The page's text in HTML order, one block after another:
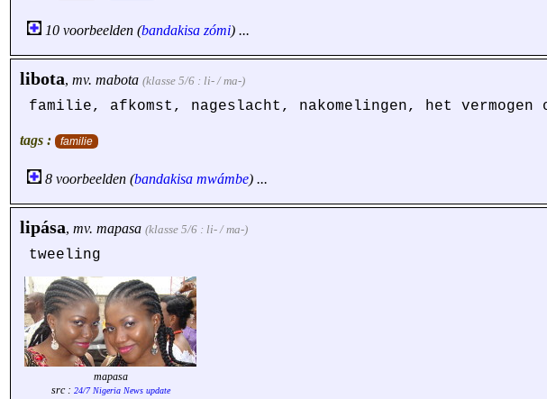
10 voorbeelden (bandakisa zómi) ...
libota, mv. mabota (klasse 5/6 : li- / ma-)
familie, afkomst, nageslacht, nakomelingen, het vermogen
tags : familie
8 voorbeelden (bandakisa mwámbe) ...
lipása, mv. mapasa (klasse 5/6 : li- / ma-)
tweeling
mapasa
src : 24/7 Nigeria News update